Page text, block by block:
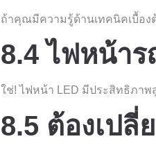
ถ้าคุณมีความรู้ด้านเทคนิคเบื้อ
8.4 ไฟหน้า
ใช่! ไฟหน้า LED มีประสิทธิภา
8.5 ต้องเป